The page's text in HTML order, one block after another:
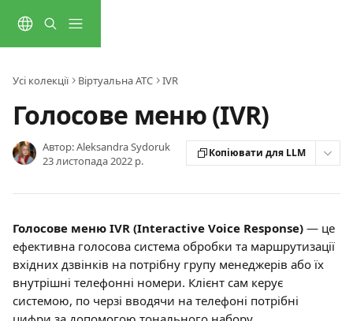
Усі колекції Віртуальна АТС IVR
Голосове меню (IVR)
Автор:Aleksandra Sydoruk
23 листопада 2022 р.
Копіювати для LLM
Голосове меню IVR (Interactive Voice Response) — це
ефективна голосова система обробки та маршрутизації
вхідних дзвінків на потрібну групу менеджерів або їх
внутрішні телефонні номери. Клієнт сам керує
системою, по черзі вводячи на телефоні потрібні